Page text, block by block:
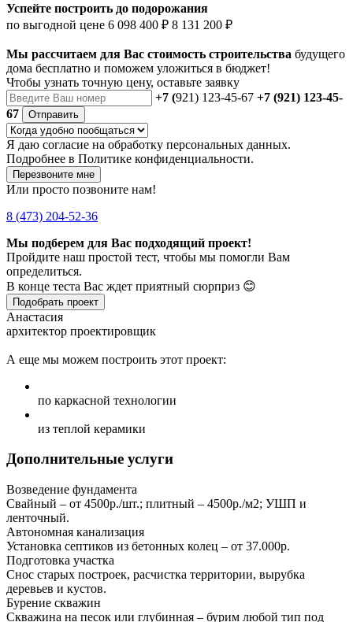
Успейте построить до подорожания
по выгодной цене 6 098 400 ₽ 8 131 200 ₽
Мы рассчитаем для Вас стоимость строительства будущего
дома бесплатно и поможем уложиться в бюджет!
Чтобы узнать точную цену, оставьте заявку
+7 (921) 123-45-67 +7 (921) 123-45-
67
Отправить
Я даю согласие на обработку персональных данных.
Подробнее в Политике конфиденциальности.
Перезвоните мне
Или просто позвоните нам!
8 (473) 204-52-36
Мы подберем для Вас подходящий проект!
Пройдите наш простой тест, чтобы мы помогли Вам
определиться.
В конце теста Вас ждет приятный сюрприз 😊
Подобрать проект
Анастасия
архитектор проектировщик
А еще мы можем построить этот проект:
по каркасной технологии
из теплой керамики
Дополнительные услуги
Возведение фундамента
Свайный – от 4500р./шт.; плитный – 4500р./м2; УШП и
ленточный.
Автономная канализация
Установка септиков из бетонных колец – от 37.000р.
Подготовка участка
Снос старых построек, расчистка территории, вырубка
деревьев и кустов.
Бурение скважин
Скважина на песок или глубинная – бурим любой тип под